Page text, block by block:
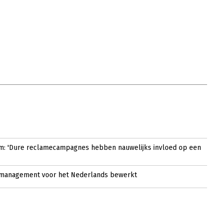
'Dure reclamecampagnes hebben nauwelijks invloed op een
voor het Nederlands bewerkt